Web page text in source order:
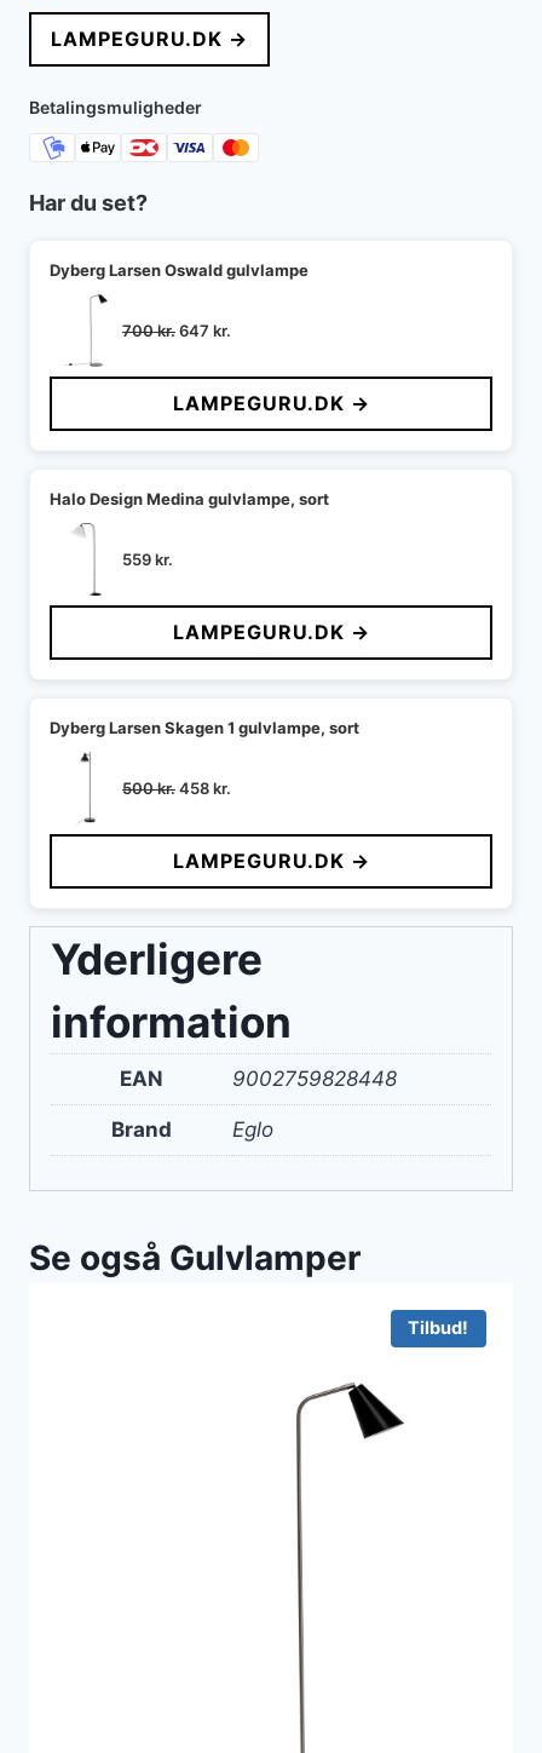
LAMPEGURU.DK →
Betalingsmuligheder
Har du set?
Dyberg Larsen Oswald gulvlampe
700kr.Den
pris
var:
700 kr..
647 kr.
pris
er:
647 kr..
LAMPEGURU.DK →
Halo Design Medina gulvlampe, sort
559kr.
LAMPEGURU.DK →
Dyberg Larsen Skagen 1 gulvlampe, sort
500kr.Den
pris
var:
500 kr..
458kr.
pris
er:
458 kr..
LAMPEGURU.DK →
Yderligere
information
EAN 9002759828448
Brand Eglo
Se også Gulvlamper
Tilbud!